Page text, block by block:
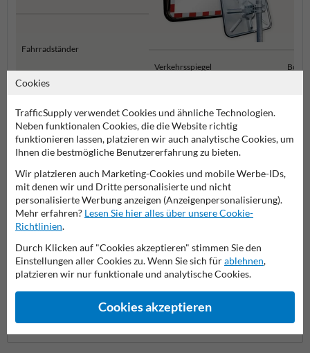
Fahrradständer
Verkehrsspiegel
Stadtmobiliar
Stellen Sie Ihre Frage an Anfahrschutzkaufen.de
Name*
Firmenname
Cookies
TrafficSupply verwendet Cookies und ähnliche Technologien.
Neben funktionalen Cookies, die die Website richtig
funktionieren lassen, platzieren wir auch analytische Cookies, um
Ihnen die bestmögliche Benutzererfahrung zu bieten.
Wir platzieren auch Marketing-Cookies und mobile Werbe-IDs,
mit denen wir und Dritte personalisierte und nicht
personalisierte Werbung anzeigen (Anzeigenpersonalisierung).
Mehr erfahren? Lesen Sie hier alles über unsere Cookie-
Richtlinien.
Durch Klicken auf "Cookies akzeptieren" stimmen Sie den
Einstellungen aller Cookies zu. Wenn Sie sich fürablehnen,
platzieren wir nur funktionale und analytische Cookies.
Cookies akzeptieren